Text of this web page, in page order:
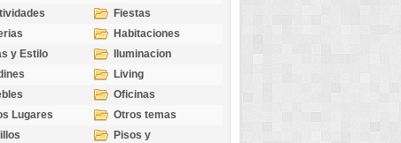
Fiestas
Habitaciones
y Estilo
Iluminacion
Living
Oficinas
Lugares
Otros temas
Pisos y